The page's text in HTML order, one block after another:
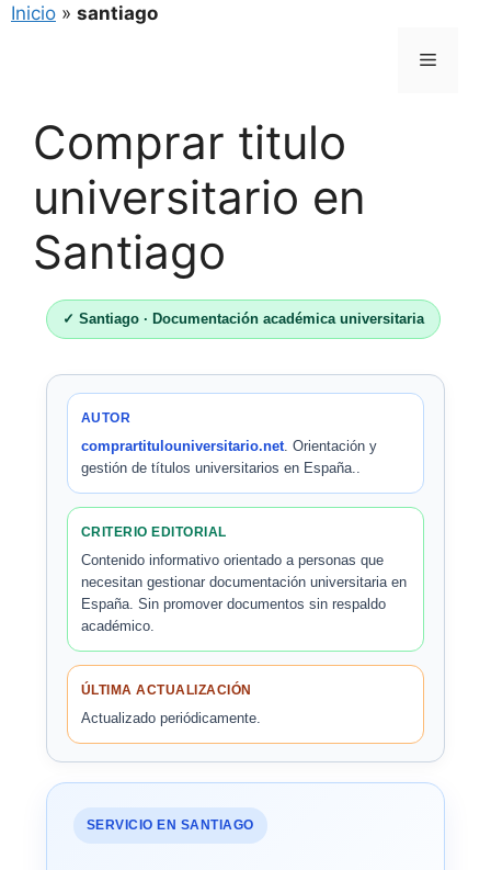
Inicio » santiago
Menú
Comprar titulo
universitario en
Santiago
✓ Santiago · Documentación académica universitaria
AUTOR
comprartitulouniversitario.net. Orientación y
gestión de títulos universitarios en España..
CRITERIO EDITORIAL
Contenido informativo orientado a personas que
necesitan gestionar documentación universitaria en
España. Sin promover documentos sin respaldo
académico.
ÚLTIMA ACTUALIZACIÓN
Actualizado periódicamente.
SERVICIO EN SANTIAGO